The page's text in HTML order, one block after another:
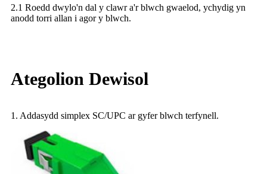
2.1 Roedd dwylo'n dal y clawr a'r blwch gwaelod, ychydig yn
anodd torri allan i agor y blwch.
Ategolion Dewisol
1. Addasydd simplex SC/UPC ar gyfer blwch terfynell.